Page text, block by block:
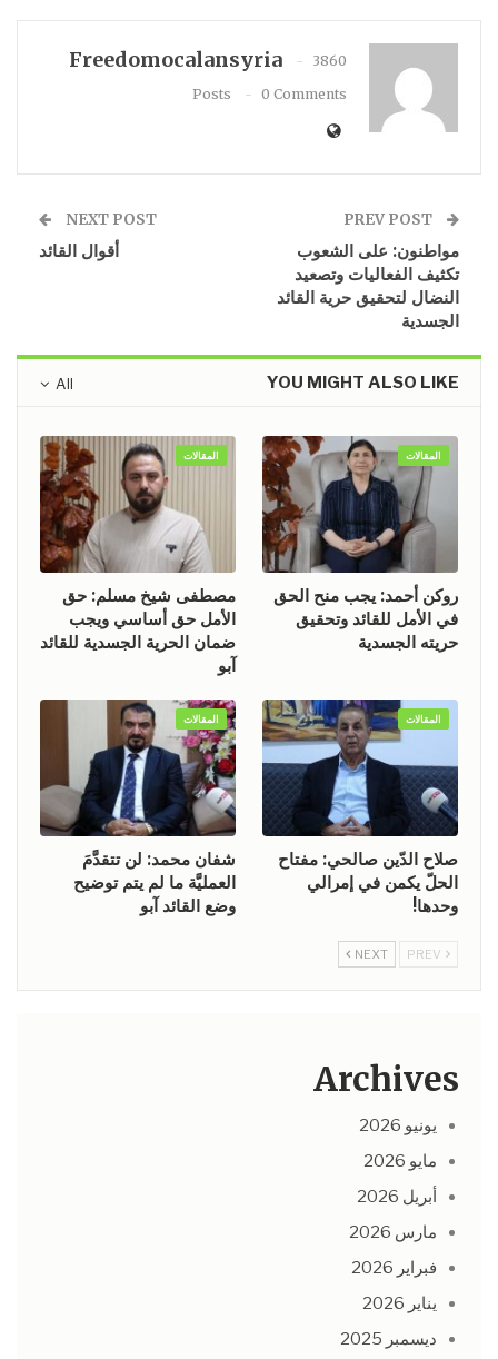
Freedomocalansyria
3860
Posts
0 Comments
مواطنون: على الشعوب
تكثيف الفعاليات وتصعيد
النضال لتحقيق حرية القائد
الجسدية
NEXT POST
أقوال القائد
All YOU MIGHT ALSO LIKE
المقالات
روكن أحمد: يجب منح الحق
في الأمل للقائد وتحقيق
حريته الجسدية
المقالات
مصطفى شيخ مسلم: حق
الأمل حق أساسي ويجب
ضمان الحرية الجسدية للقائد
آبو
المقالات
صلاح الدّين صالحي: مفتاح
الحلّ يكمن في إمرالي
وحدها!
المقالات
شفان محمد: لن تتقدَّمَ
العمليَّة ما لم يتم توضيح
وضع القائد آبو
NEXT
Archives
يونيو 2026
مايو 2026
أبريل 2026
مارس 2026
فبراير 2026
يناير 2026
ديسمبر 2025